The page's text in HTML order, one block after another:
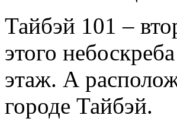
Тайбэй 101 –
этого
этаж. А
городе Тайбэй.